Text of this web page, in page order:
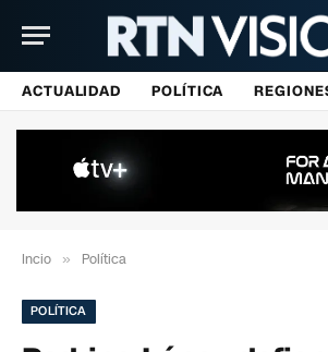
ACTUALIDAD POLÍTICA
Incio » Política
POLÍTICA